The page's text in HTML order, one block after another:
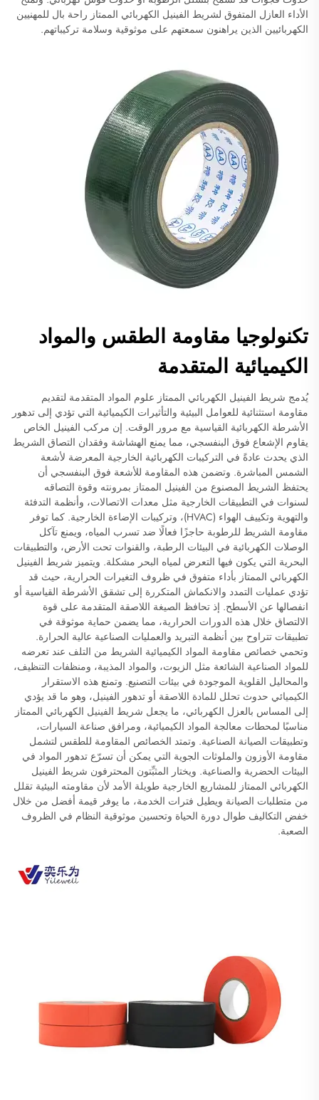
الأداء العازل المتفوق لشريط الفينيل الكهربائي الممتاز راحة بال للمهنيين
الكهربائيين الذين يراهنون سمعتهم على موثوقية وسلامة تركيباتهم.
تكنولوجيا مقاومة الطقس والمواد
الكيميائية المتقدمة
يُدمج شريط الفينيل الكهربائي الممتاز علوم المواد المتقدمة لتقديم
مقاومة استثنائية للعوامل البيئية والتأثيرات الكيميائية التي تؤدي إلى تدهور
الأشرطة الكهربائية القياسية مع مرور الوقت. إن مركب الفينيل الخاص
يقاوم الإشعاع فوق البنفسجي، مما يمنع الهشاشة وفقدان التصاق الشريط
الذي يحدث عادةً في التركيبات الكهربائية الخارجية المعرضة لأشعة
الشمس المباشرة. وتضمن هذه المقاومة للأشعة فوق البنفسجي أن
يحتفظ الشريط المصنوع من الفينيل الممتاز بمرونته وقوة التصاقه
لسنوات في التطبيقات الخارجية مثل معدات الاتصالات، وأنظمة التدفئة
والتهوية وتكييف الهواء (HVAC)، وتركيبات الإضاءة الخارجية. كما توفر
مقاومة الشريط للرطوبة حاجزًا فعالًا ضد تسرب المياه، ويمنع تآكل
الوصلات الكهربائية في البيئات الرطبة، والقنوات تحت الأرض، والتطبيقات
البحرية التي يكون فيها التعرض لمياه البحر مشكلة. ويتميز شريط الفينيل
الكهربائي الممتاز بأداء متفوق في ظروف التغيرات الحرارية، حيث قد
تؤدي عمليات التمدد والانكماش المتكررة إلى تشقق الأشرطة القياسية أو
انفصالها عن الأسطح. إذ تحافظ الصيغة اللاصقة المتقدمة على قوة
الالتصاق خلال هذه الدورات الحرارية، مما يضمن حماية موثوقة في
تطبيقات تتراوح بين أنظمة التبريد والعمليات الصناعية عالية الحرارة.
وتحمي خصائص مقاومة المواد الكيميائية الشريط من التلف عند تعرضه
للمواد الصناعية الشائعة مثل الزيوت، والمواد المذيبة، ومنظفات التنظيف،
والمحاليل القلوية الموجودة في بيئات التصنيع. وتمنع هذه الاستقرار
الكيميائي حدوث تحلل للمادة اللاصقة أو تدهور الفينيل، وهو ما قد يؤدي
إلى المساس بالعزل الكهربائي، ما يجعل شريط الفينيل الكهربائي الممتاز
مناسبًا لمحطات معالجة المواد الكيميائية، ومرافق صناعة السيارات،
وتطبيقات الصيانة الصناعية. وتمتد الخصائص المقاومة للطقس لتشمل
مقاومة الأوزون والملوثات الجوية التي يمكن أن تسرّع تدهور المواد في
البيئات الحضرية والصناعية. ويختار المثبِّتون المحترفون شريط الفينيل
الكهربائي الممتاز للمشاريع الخارجية طويلة الأمد لأن مقاومته البيئية تقلل
من متطلبات الصيانة ويطيل فترات الخدمة، ما يوفر قيمة أفضل من خلال
خفض التكاليف طوال دورة الحياة وتحسين موثوقية النظام في الظروف
الصعبة.